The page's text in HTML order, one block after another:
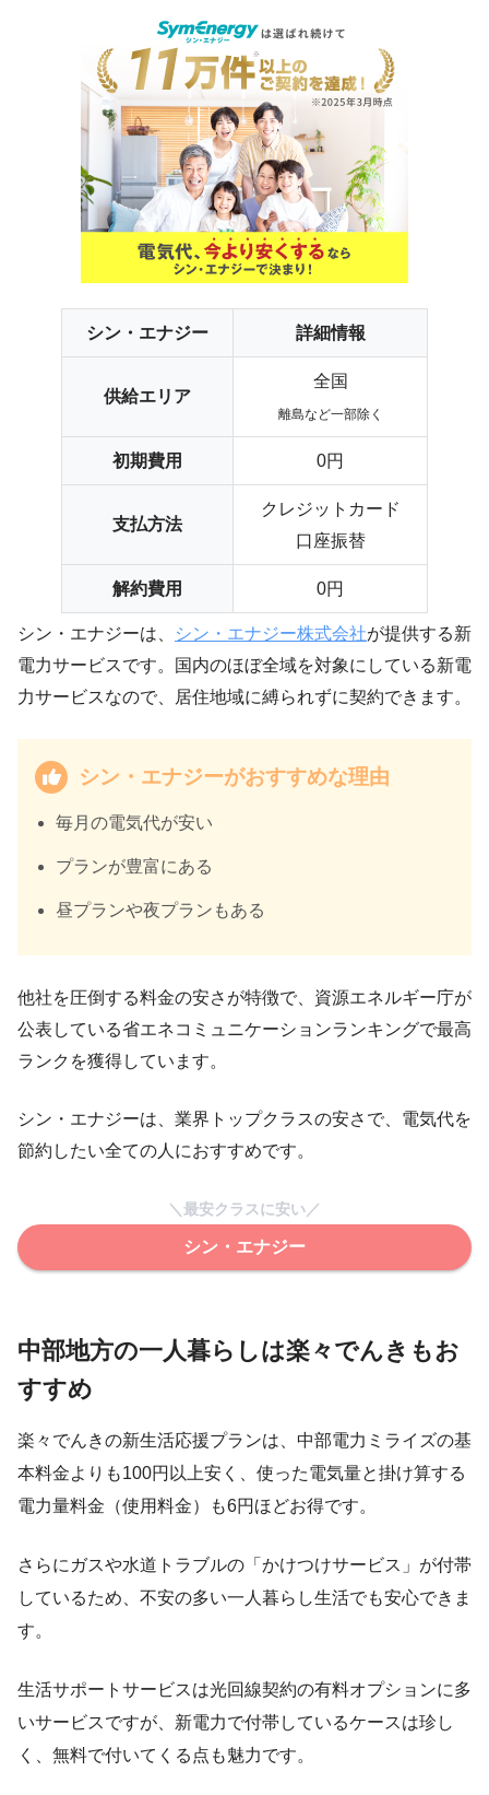
シン・エナジー 詳細情報
供給エリア
全国
離島など一部除く
初期費用 0円
支払方法
クレジットカード
口座振替
解約費用 0円
シン・エナジーは、 シン・エナジー株式会社が提供する新
電力サービスです。国内のほぼ全域を対象にしている新電
力サービスなので、居住地域に縛られずに契約できます。
シン・エナジーがおすすめな理由
毎月の電気代が安い
プランが豊富にある
昼プランや夜プランもある
他社を圧倒する料金の安さが特徴で、資源エネルギー庁が
公表している省エネコミュニケーションランキングで最高
ランクを獲得しています。
シン・エナジーは、業界トップクラスの安さで、電気代を
節約したい全ての人におすすめです。
＼最安クラスに安い／
シン・エナジー
中部地方の一人暮らしは楽々でんきもお
すすめ
楽々でんきの新生活応援プランは、中部電力ミライズの基
本料金よりも100円以上安く、使った電気量と掛け算する
電力量料金（使用料金）も6円ほどお得です。
さらにガスや水道トラブルの「かけつけサービス」が付帯
しているため、不安の多い一人暮らし生活でも安心できま
す。
生活サポートサービスは光回線契約の有料オプションに多
いサービスですが、新電力で付帯しているケースは珍し
く、無料で付いてくる点も魅力です。